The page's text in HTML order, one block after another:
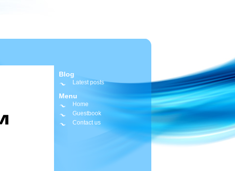
Blog
Latest posts
Menu
Home
Guestbook
Contact us